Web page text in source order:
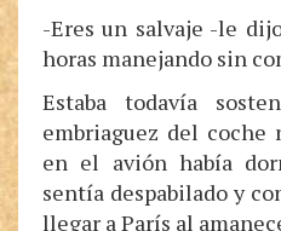
-Eres un salvaje -le
horas manejando sin
Estaba todavía
embriaguez del coche
en el avión había
sentía despabilado y
llegar a París al